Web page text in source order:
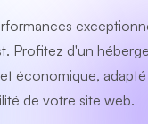
Profitez d'un
économique,
de votre site web.